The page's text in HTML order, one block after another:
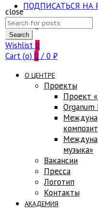
ПОДПИСАТЬСЯ НА
FAQ
close
Search
for:
Search
Wishlist 0
Cart (o) 0 / 0 ₽
О ЦЕНТРЕ
Проекты
Проект
Оrganum
музыка»
Вакансии
Пресса
Логотип
Контакты
АКАДЕМИЯ